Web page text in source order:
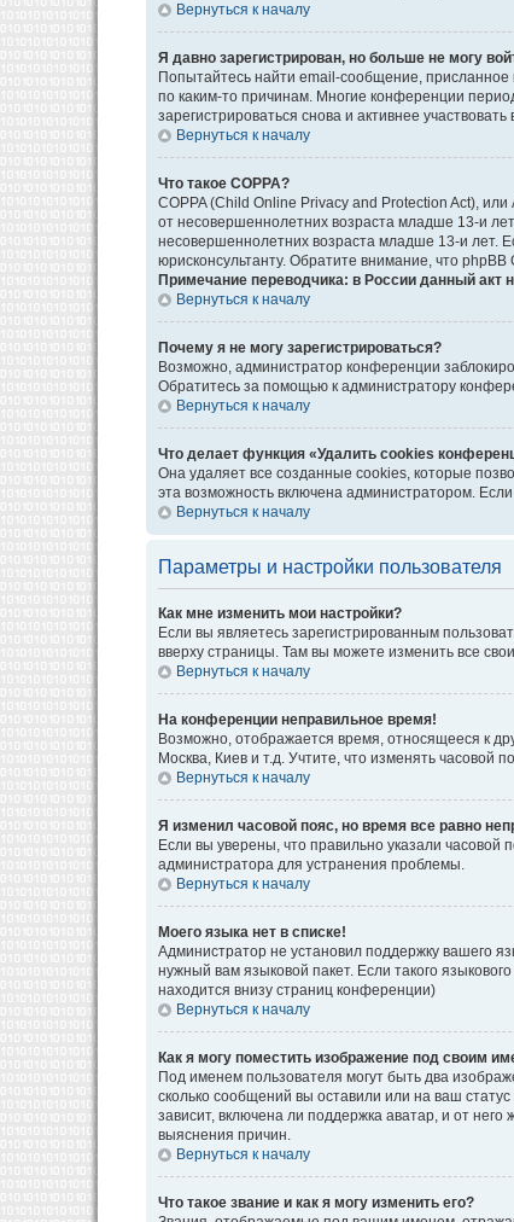
Вернуться к началу
Я давно зарегистрирован, но больше не могу
Попытайтесь найти email-сообщение, присланное
по каким-то причинам. Многие конференции
зарегистрироваться снова и активнее участвовать
Вернуться к началу
Что такое COPPA?
COPPA (Child Online Privacy and Protection Act),
от несовершеннолетних возраста младше 13-и
несовершеннолетних возраста младше 13-и лет.
юрисконсультанту. Обратите внимание, что
Примечание переводчика: в России данный акт
Вернуться к началу
Почему я не могу зарегистрироваться?
Возможно, администратор конференции
Обратитесь за помощью к администратору
Вернуться к началу
Что делает функция «Удалить cookies
Она удаляет все созданные cookies, которые
эта возможность включена администратором.
Вернуться к началу
Параметры и настройки пользователя
Как мне изменить мои настройки?
Если вы являетесь зарегистрированным
вверху страницы. Там вы можете изменить все
Вернуться к началу
На конференции неправильное время!
Возможно, отображается время, относящееся к
Москва, Киев и т.д. Учтите, что изменять часовой
Вернуться к началу
Я изменил часовой пояс, но время все равно
Если вы уверены, что правильно указали
администратора для устранения проблемы.
Вернуться к началу
Моего языка нет в списке!
Администратор не установил поддержку вашего
нужный вам языковой пакет. Если такого
находится внизу страниц конференции)
Вернуться к началу
Как я могу поместить изображение под своим
Под именем пользователя могут быть два
сколько сообщений вы оставили или на ваш
зависит, включена ли поддержка аватар, и от
выяснения причин.
Вернуться к началу
Что такое звание и как я могу изменить его?